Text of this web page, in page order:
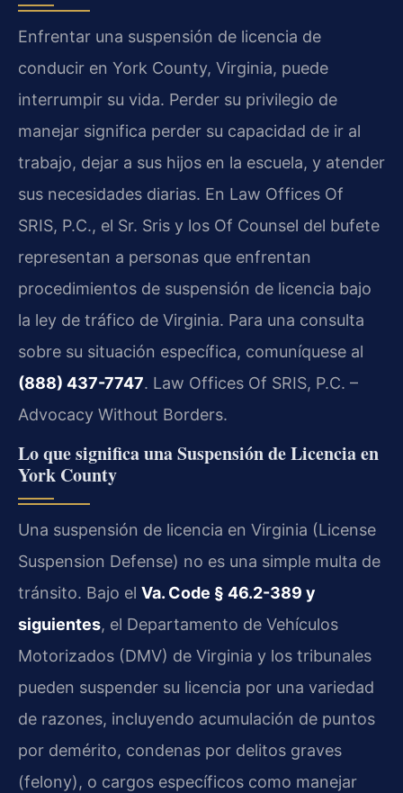
Enfrentar una suspensión de licencia de
conducir en York County, Virginia, puede
interrumpir su vida. Perder su privilegio de
manejar significa perder su capacidad de ir al
trabajo, dejar a sus hijos en la escuela, y atender
sus necesidades diarias. En Law Offices Of
SRIS, P.C., el Sr. Sris y los Of Counsel del bufete
representan a personas que enfrentan
procedimientos de suspensión de licencia bajo
la ley de tráfico de Virginia. Para una consulta
sobre su situación específica, comuníquese al
(888) 437-7747. Law Offices Of SRIS, P.C. –
Advocacy Without Borders.
Lo que significa una Suspensión de Licencia en
York County
Una suspensión de licencia en Virginia (License
Suspension Defense) no es una simple multa de
tránsito. Bajo el Va. Code § 46.2-389 y
siguientes, el Departamento de Vehículos
Motorizados (DMV) de Virginia y los tribunales
pueden suspender su licencia por una variedad
de razones, incluyendo acumulación de puntos
por demérito, condenas por delitos graves
(felony), o cargos específicos como manejar